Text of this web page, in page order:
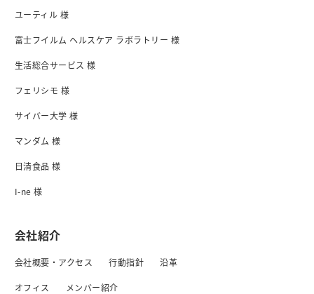
ユーティル 様
富士フイルム ヘルスケア ラボラトリー 様
生活総合サービス 様
フェリシモ 様
サイバー大学 様
マンダム 様
日清食品 様
I-ne 様
会社紹介
会社概要・アクセス 行動指針 沿革
オフィス メンバー紹介